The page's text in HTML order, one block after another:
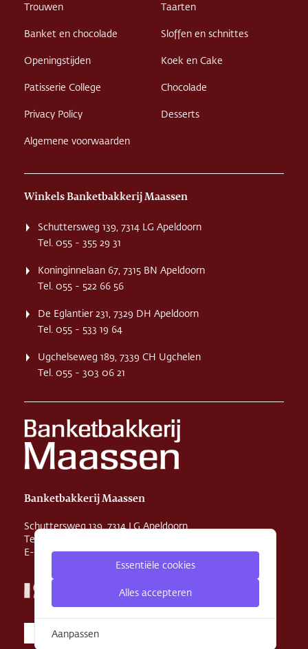
Trouwen
Banket en chocolade
Openingstijden
Patisserie College
Privacy Policy
Algemene voorwaarden
Taarten
Sloffen en schnittes
Koek en Cake
Chocolade
Desserts
Winkels Banketbakkerij Maassen
Schuttersweg 139, 7314 LG Apeldoorn
Tel. 055 - 355 29 31
Koninginnelaan 67, 7315 BN Apeldoorn
Tel. 055 - 522 66 56
De Eglantier 231, 7329 DH Apeldoorn
Tel. 055 - 533 19 64
Ugchelseweg 189, 7339 CH Ugchelen
Tel. 055 - 303 06 21
Banketbakkerij Maassen
Schuttersweg 139, 7314 LG Apeldoorn
Tel. 055 - 355 29 31
E-mailinfo@maassenbanket.nl
Essentiële cookies
Alles accepteren
Aanpassen